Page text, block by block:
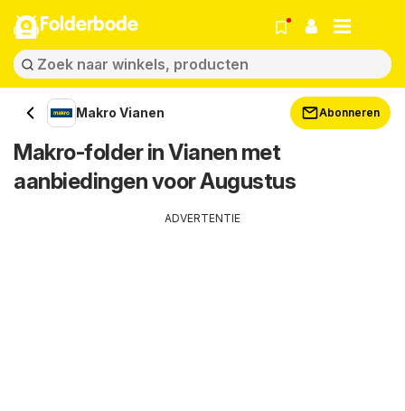
Folderbode
Makro Vianen Abonneren
Makro-folder in Vianen met
aanbiedingen voor Augustus
ADVERTENTIE